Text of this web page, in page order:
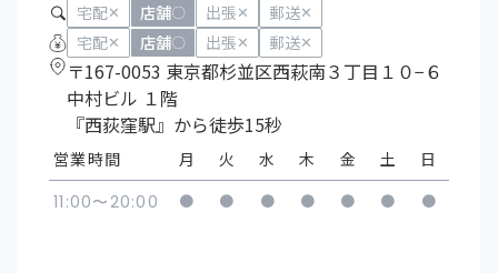
宅配✕ 店舗〇 出張✕ 郵送✕
宅配✕ 店舗〇 出張✕ 郵送✕
〒167-0053 東京都杉並区西萩南３丁目１０−６
中村ビル １階
『西荻窪駅』から徒歩15秒
営業時間
11:00〜20:00
月
●
火
●
水
●
木
●
金
●
土
●
日
●